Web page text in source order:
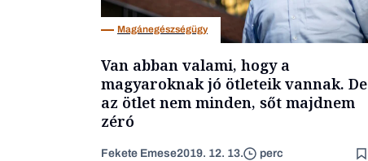
Magánegészségügy
Van abban valami, hogy a
magyaroknak jó ötleteik vannak. De
az ötlet nem minden, sőt majdnem
zéró
Fekete Emese2019. 12. 13. perc